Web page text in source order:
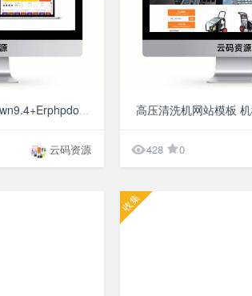
云码资源 428 0
收集